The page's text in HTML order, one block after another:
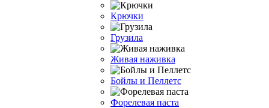
Крючки
Грузила
Живая наживка
Бойлы и Пеллетс
Форелевая паста